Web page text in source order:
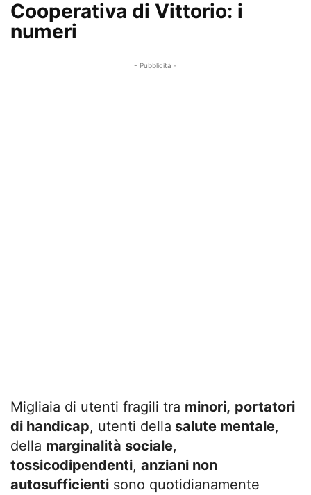
Cooperativa di Vittorio: i
numeri
- Pubblicità -
Migliaia di utenti fragili tra minori, portatori
di handicap, utenti della salute mentale,
della marginalità sociale,
tossicodipendenti, anziani non
autosufficienti sono quotidianamente